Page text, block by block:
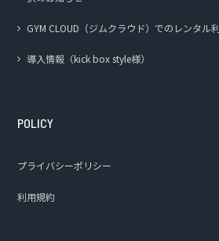
GYM CLOUD（ジムクラウド）でのレンタル
導入情報（kick box style様）
POLICY
プライバシーポリシー
利用規約